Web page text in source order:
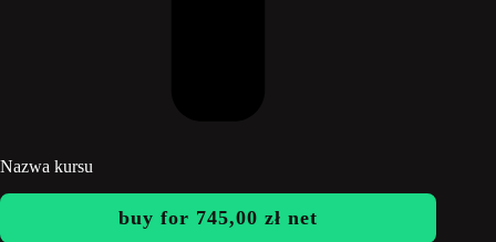
Nazwa kursu
buy for 745,00zł net